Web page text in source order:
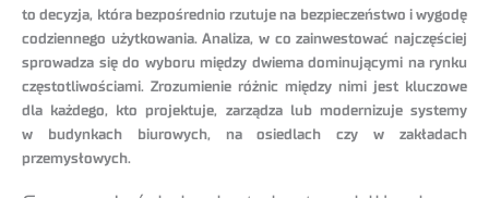
to decyzja, która bezpośrednio rzutuje na bezpieczeństwo i wygodę
codziennego użytkowania. Analiza, w co zainwestować najczęściej
sprowadza się do wyboru między dwiema dominującymi na rynku
częstotliwościami. Zrozumienie różnic między nimi jest kluczowe
dla każdego, kto projektuje, zarządza lub modernizuje systemy
w budynkach biurowych, na osiedlach czy w zakładach
przemysłowych.